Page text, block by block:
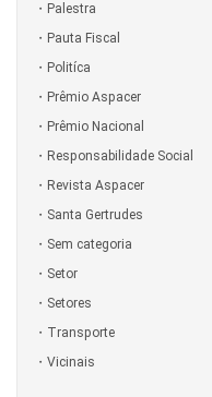
Palestra
Pauta Fiscal
Politíca
Prêmio Aspacer
Prêmio Nacional
Responsabilidade Social
Revista Aspacer
Santa Gertrudes
Sem categoria
Setor
Setores
Transporte
Vicinais